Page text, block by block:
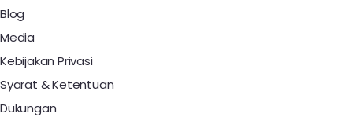
Blog
Media
Kebijakan Privasi
Syarat & Ketentuan
Dukungan